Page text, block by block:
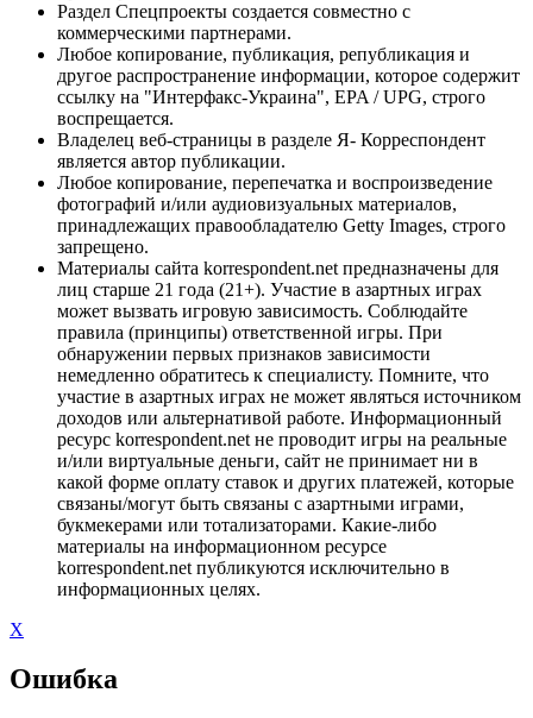
Раздел Спецпроекты создается совместно с
коммерческими партнерами.
Любое копирование, публикация, републикация и
другое распространение информации, которое содержит
ссылку на "Интерфакс-Украина", EPA / UPG, строго
воспрещается.
Владелец веб-страницы в разделе Я- Корреспондент
является автор публикации.
Любое копирование, перепечатка и воспроизведение
фотографий и/или аудиовизуальных материалов,
принадлежащих правообладателю Getty Images, строго
запрещено.
Материалы сайта korrespondent.net предназначены для
лиц старше 21 года (21+). Участие в азартных играх
может вызвать игровую зависимость. Соблюдайте
правила (принципы) ответственной игры. При
обнаружении первых признаков зависимости
немедленно обратитесь к специалисту. Помните, что
участие в азартных играх не может являться источником
доходов или альтернативой работе. Информационный
ресурс korrespondent.net не проводит игры на реальные
и/или виртуальные деньги, сайт не принимает ни в
какой форме оплату ставок и других платежей, которые
связаны/могут быть связаны с азартными играми,
букмекерами или тотализаторами. Какие-либо
материалы на информационном ресурсе
korrespondent.net публикуются исключительно в
информационных целях.
X
Ошибка